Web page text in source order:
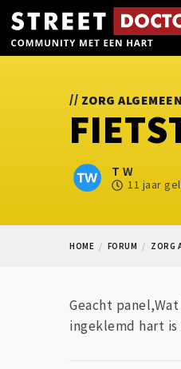
// ZORG ALGEMEEN
T W
11 jaar
HOME FORUM ZORG
Geacht
ingeklemd hart